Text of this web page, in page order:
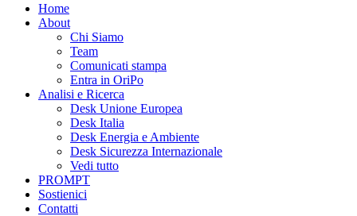
Home
About
Chi Siamo
Team
Comunicati stampa
Entra in OriPo
Analisi e Ricerca
Desk Unione Europea
Desk Italia
Desk Energia e Ambiente
Desk Sicurezza Internazionale
Vedi tutto
PROMPT
Sostienici
Contatti